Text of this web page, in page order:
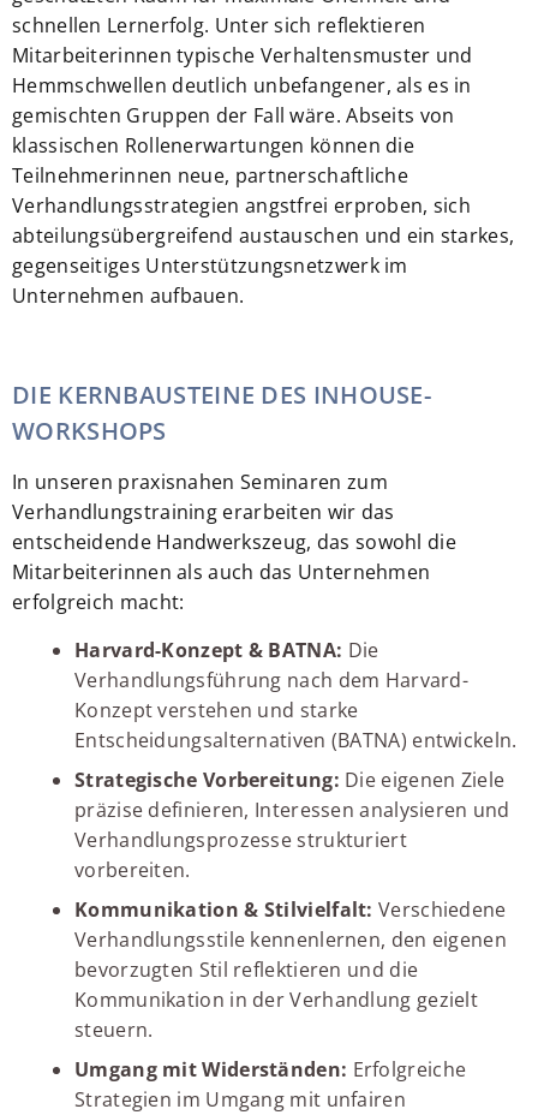
schnellen Lernerfolg. Unter sich reflektieren
Mitarbeiterinnen typische Verhaltensmuster und
Hemmschwellen deutlich unbefangener, als es in
gemischten Gruppen der Fall wäre. Abseits von
klassischen Rollenerwartungen können die
Teilnehmerinnen neue, partnerschaftliche
Verhandlungsstrategien angstfrei erproben, sich
abteilungsübergreifend austauschen und ein starkes,
gegenseitiges Unterstützungsnetzwerk im
Unternehmen aufbauen.
DIE KERNBAUSTEINE DES INHOUSE-
WORKSHOPS
In unseren praxisnahen Seminaren zum
Verhandlungstraining erarbeiten wir das
entscheidende Handwerkszeug, das sowohl die
Mitarbeiterinnen als auch das Unternehmen
erfolgreich macht:
Harvard-Konzept & BATNA: Die
Verhandlungsführung nach dem Harvard-
Konzept verstehen und starke
Entscheidungsalternativen (BATNA) entwickeln.
Strategische Vorbereitung: Die eigenen Ziele
präzise definieren, Interessen analysieren und
Verhandlungsprozesse strukturiert
vorbereiten.
Kommunikation & Stilvielfalt: Verschiedene
Verhandlungsstile kennenlernen, den eigenen
bevorzugten Stil reflektieren und die
Kommunikation in der Verhandlung gezielt
steuern.
Umgang mit Widerständen: Erfolgreiche
Strategien im Umgang mit unfairen